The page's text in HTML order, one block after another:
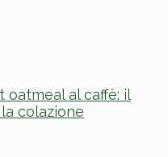
oatmeal al caffè: il
colazione